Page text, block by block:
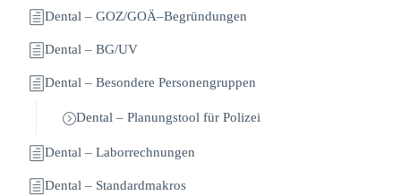
Dental – GOZ/GOÄ–Begründungen
Dental – BG/UV
Dental – Besondere Personengruppen
Dental – Planungstool für Polizei
Dental – Laborrechnungen
Dental – Standardmakros